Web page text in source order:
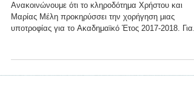
Ανακοινώνουμε ότι το κληροδότημα Χρήστου και
Μαρίας Μέλη προκηρύσσει την χορήγηση μιας
υποτροφίας για το Ακαδημαϊκό Έτος 2017-2018.